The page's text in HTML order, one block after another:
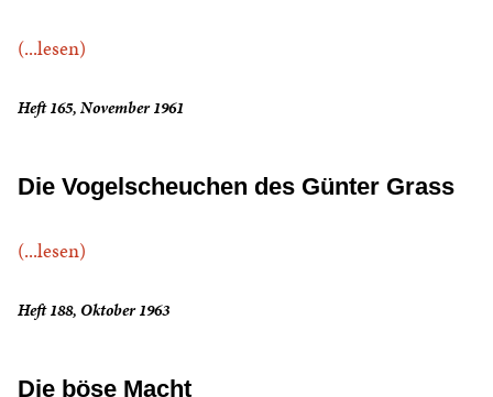
(...lesen)
Heft 165, November 1961
Die Vogelscheuchen des Günter Grass
(...lesen)
Heft 188, Oktober 1963
Die böse Macht